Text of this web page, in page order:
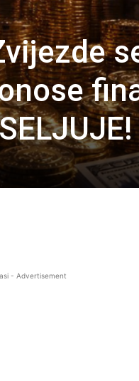
- Advertisement